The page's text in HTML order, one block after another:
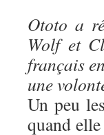
Ototo a
Wolf et
français
une
Un peu
quand